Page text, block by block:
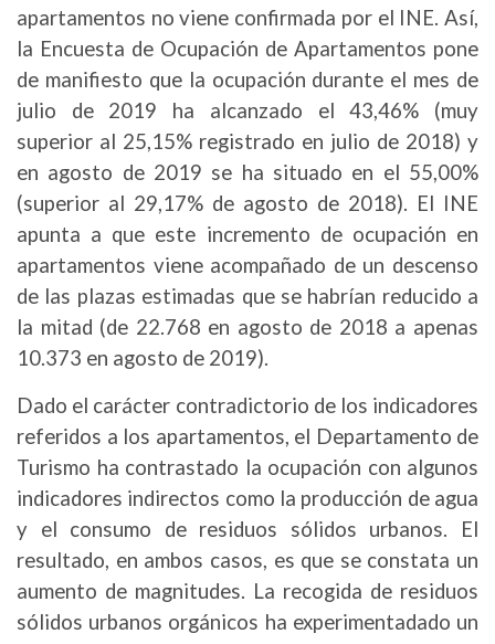
apartamentos no viene confirmada por el INE. Así,
la Encuesta de Ocupación de Apartamentos pone
de manifiesto que la ocupación durante el mes de
julio de 2019 ha alcanzado el 43,46% (muy
superior al 25,15% registrado en julio de 2018) y
en agosto de 2019 se ha situado en el 55,00%
(superior al 29,17% de agosto de 2018). El INE
apunta a que este incremento de ocupación en
apartamentos viene acompañado de un descenso
de las plazas estimadas que se habrían reducido a
la mitad (de 22.768 en agosto de 2018 a apenas
10.373 en agosto de 2019).
Dado el carácter contradictorio de los indicadores
referidos a los apartamentos, el Departamento de
Turismo ha contrastado la ocupación con algunos
indicadores indirectos como la producción de agua
y el consumo de residuos sólidos urbanos. El
resultado, en ambos casos, es que se constata un
aumento de magnitudes. La recogida de residuos
sólidos urbanos orgánicos ha experimentadado un